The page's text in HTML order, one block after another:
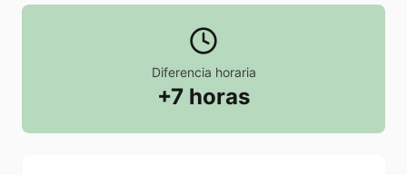
Diferencia horaria
+7 horas